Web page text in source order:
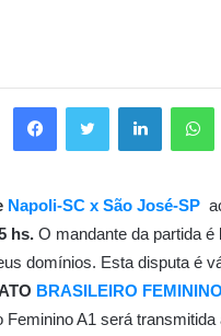
FacebookTwitter Linkedin
Napoli-SC x São José-SP
hs. O mandante da partida é
domínios. Esta disputa é
BRASILEIRO FEMININO
Feminino A1 será transmitida